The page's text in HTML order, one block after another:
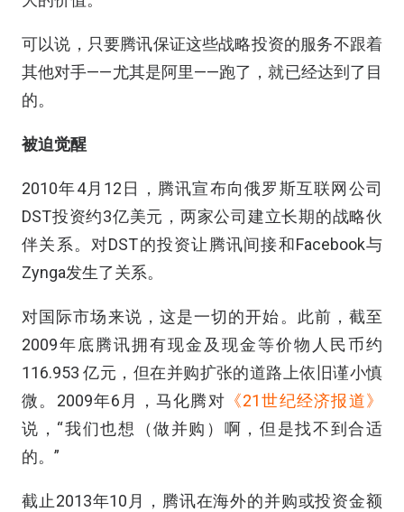
可以说，只要腾讯保证这些战略投资的服务不跟着
其他对手——尤其是阿里——跑了，就已经达到了目
的。
被迫觉醒
2010年4月12日，腾讯宣布向俄罗斯互联网公司
DST投资约3亿美元，两家公司建立长期的战略伙
伴关系。对DST的投资让腾讯间接和Facebook与
Zynga发生了关系。
对国际市场来说，这是一切的开始。此前，截至
2009年底腾讯拥有现金及现金等价物人民币约
116.953 亿元，但在并购扩张的道路上依旧谨小慎
微。2009年6月，马化腾对 《21世纪经济报道》
说，“我们也想（做并购）啊，但是找不到合适
的。”
截止2013年10月，腾讯在海外的并购或投资金额